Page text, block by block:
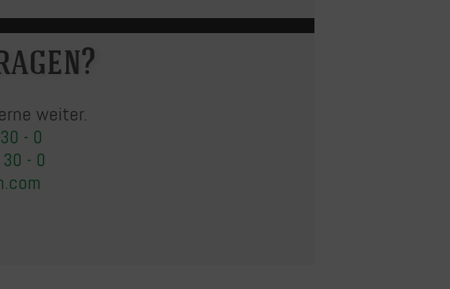
weiter.
- 0
- 0